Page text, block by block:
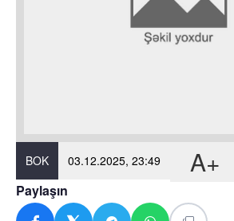
BOK 03.12.2025, 23:49 A+
Paylaşın